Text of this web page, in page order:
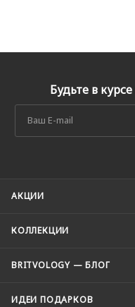
Будьте в
АКЦИИ
КОЛЛЕКЦИИ
BRITVOLOGY — БЛОГ
ИДЕИ ПОДАРКОВ